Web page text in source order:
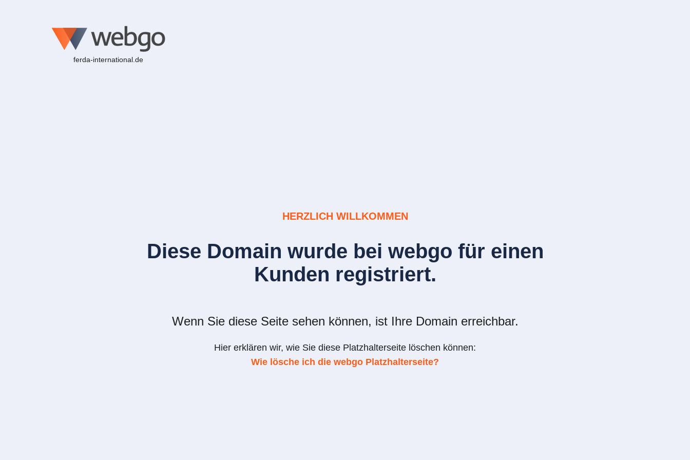
ferda-international.de
HERZLICH WILLKOMMEN
Diese Domain wurde bei webgo für einen
Kunden registriert.
Wenn Sie diese Seite sehen können, ist Ihre Domain erreichbar.
Hier erklären wir, wie Sie diese Platzhalterseite löschen können:
Wie lösche ich die webgo Platzhalterseite?